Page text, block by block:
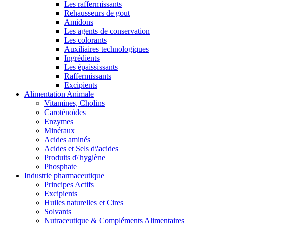
Les raffermissants
Rehausseurs de gout
Amidons
Les agents de conservation
Les colorants
Auxiliaires technologiques
Ingrédients
Les épaississants
Raffermissants
Excipients
Alimentation Animale
Vitamines, Cholins
Caroténoïdes
Enzymes
Minéraux
Acides aminés
Acides et Sels d\'acides
Produits d\'hygiène
Phosphate
Industrie pharmaceutique
Principes Actifs
Excipients
Huiles naturelles et Cires
Solvants
Nutraceutique & Compléments Alimentaires